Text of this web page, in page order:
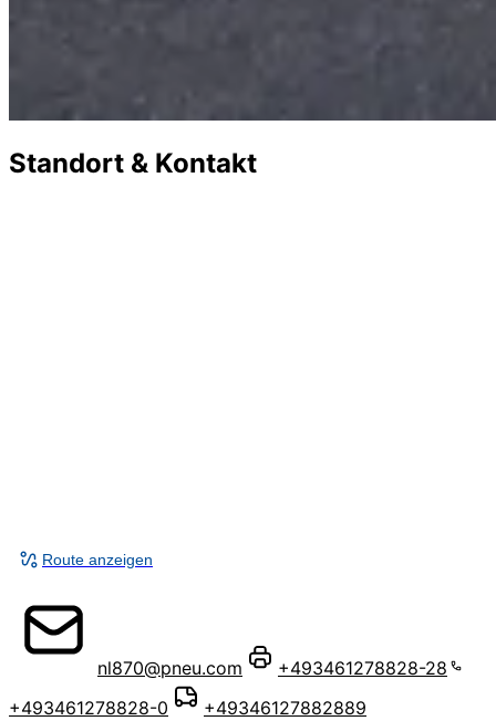
Standort & Kontakt
Route anzeigen
nl870@pneu.com
+493461278828-28
+493461278828-0
+49346127882889